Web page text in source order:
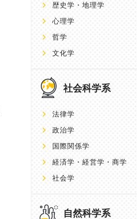
歴史学・地理学
心理学
哲学
文化学
社会科学系
法律学
政治学
国際関係学
経済学・経営学・商学
社会学
自然科学系